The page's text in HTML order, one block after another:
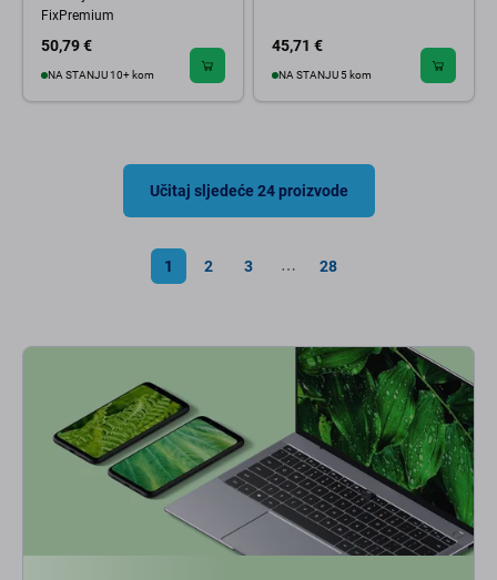
FixPremium
50,79 €
NA STANJU 10+ kom
45,71 €
NA STANJU 5 kom
Učitaj sljedeće 24 proizvode
1 2 3 ⋯ 28